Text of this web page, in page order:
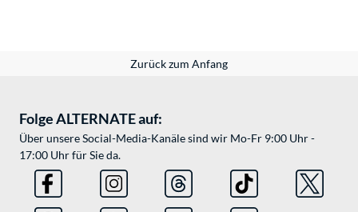
Zurück zum Anfang
Folge ALTERNATE auf:
Über unsere Social-Media-Kanäle sind wir Mo-Fr 9:00 Uhr -
17:00 Uhr für Sie da.